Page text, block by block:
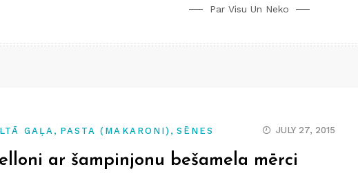
Par Visu Un Neko
GAĻA, PASTA (MAKARONI) ,SĒNES JULY 27, 2015
ar šampinjonu bešamela mērci